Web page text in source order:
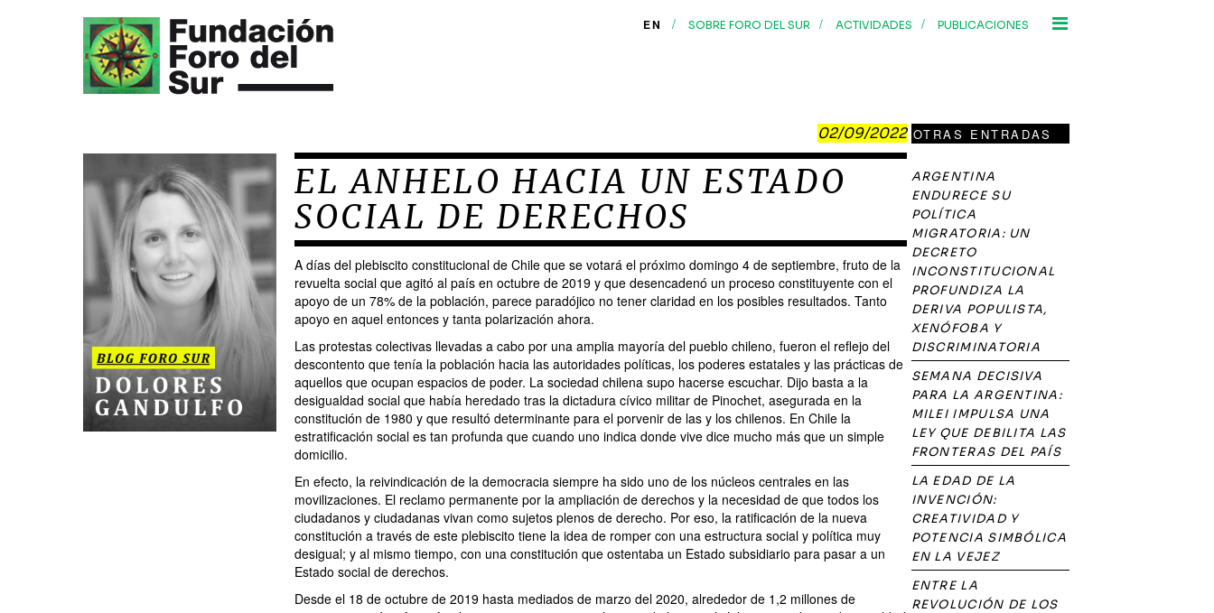
EN / SOBRE FORO DEL SUR / ACTIVIDADES / PUBLICACIONES
02/09/2022
EL ANHELO HACIA UN ESTADO
SOCIAL DE DERECHOS
A días del plebiscito constitucional de Chile que se votará el próximo domingo 4 de septiembre, fruto de la
revuelta social que agitó al país en octubre de 2019 y que desencadenó un proceso constituyente con el
apoyo de un 78% de la población, parece paradójico no tener claridad en los posibles resultados. Tanto
apoyo en aquel entonces y tanta polarización ahora.
Las protestas colectivas llevadas a cabo por una amplia mayoría del pueblo chileno, fueron el reflejo del
descontento que tenía la población hacia las autoridades políticas, los poderes estatales y las prácticas de
aquellos que ocupan espacios de poder. La sociedad chilena supo hacerse escuchar. Dijo basta a la
desigualdad social que había heredado tras la dictadura cívico militar de Pinochet, asegurada en la
constitución de 1980 y que resultó determinante para el porvenir de las y los chilenos. En Chile la
estratificación social es tan profunda que cuando uno indica donde vive dice mucho más que un simple
domicilio.
En efecto, la reivindicación de la democracia siempre ha sido uno de los núcleos centrales en las
movilizaciones. El reclamo permanente por la ampliación de derechos y la necesidad de que todos los
ciudadanos y ciudadanas vivan como sujetos plenos de derecho. Por eso, la ratificación de la nueva
constitución a través de este plebiscito tiene la idea de romper con una estructura social y política muy
desigual; y al mismo tiempo, con una constitución que ostentaba un Estado subsidiario para pasar a un
Estado social de derechos.
Desde el 18 de octubre de 2019 hasta mediados de marzo del 2020, alrededor de 1,2 millones de
OTRAS ENTRADAS
ARGENTINA
ENDURECE SU
POLÍTICA
MIGRATORIA: UN
DECRETO
INCONSTITUCIONAL
PROFUNDIZA LA
DERIVA POPULISTA,
XENÓFOBA Y
DISCRIMINATORIA
SEMANA DECISIVA
PARA LA ARGENTINA:
MILEI IMPULSA UNA
LEY QUE DEBILITA LAS
FRONTERAS DEL PAÍS
LA EDAD DE LA
INVENCIÓN:
CREATIVIDAD Y
POTENCIA SIMBÓLICA
EN LA VEJEZ
ENTRE LA
REVOLUCIÓN DE LOS